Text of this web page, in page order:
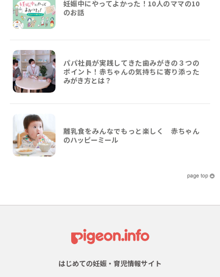
妊娠中にやってよかった！10人のママの10
のお話
パパ社員が実践してきた歯みがきの３つの
ポイント！赤ちゃんの気持ちに寄り添った
みがき方とは？
離乳食をみんなでもっと楽しく 赤ちゃん
のハッピーミール
はじめての妊娠・育児情報サイト